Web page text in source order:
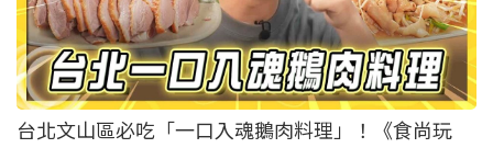
台北文山區必吃「一口入魂鵝肉料理」！《食尚玩